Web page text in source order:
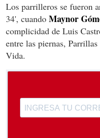
Los parrilleros se fueron
34', cuando Maynor
complicidad de Luis
entre las piernas,
Vida.